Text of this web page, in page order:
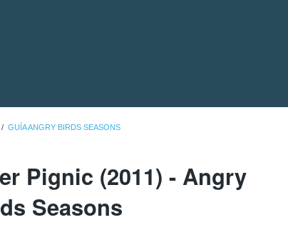
GUÍA ANGRY BIRDS SEASONS
Pignic (2011) - Angry
Seasons